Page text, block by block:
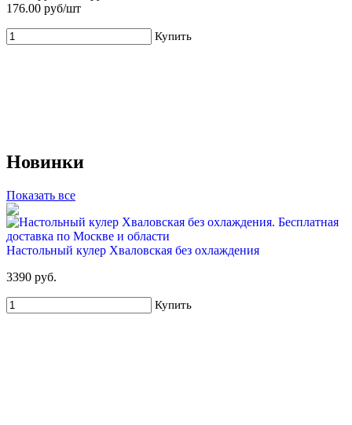
54%
Для новых клиентов. Стартовый набор ХВАЛОВСКАЯ
Deluxe 19л + USB помпа
599 руб1 295 руб
176.00 руб/шт
Купить
Новинки
Показать все
Настольный кулер Хваловская без охлаждения
3390 руб.
Купить